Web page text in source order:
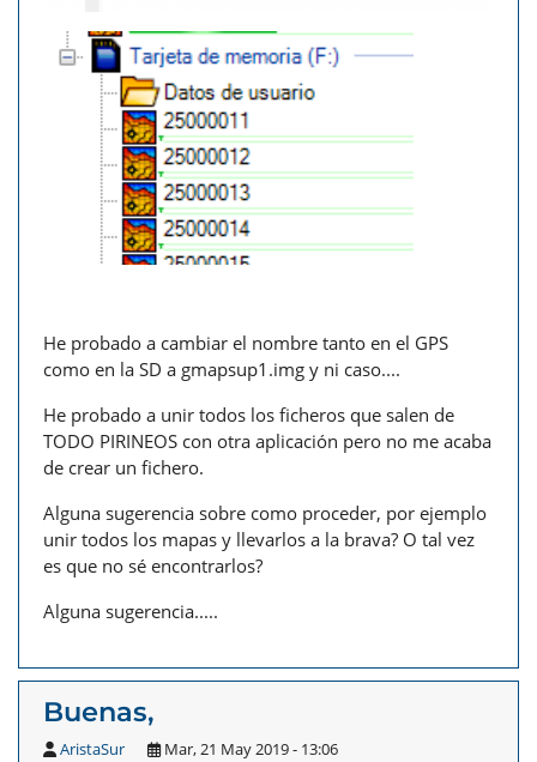
He probado a cambiar el nombre tanto en el GPS
como en la SD a gmapsup1.img y ni caso....
He probado a unir todos los ficheros que salen de
TODO PIRINEOS con otra aplicación pero no me acaba
de crear un fichero.
Alguna sugerencia sobre como proceder, por ejemplo
unir todos los mapas y llevarlos a la brava? O tal vez
es que no sé encontrarlos?
Alguna sugerencia.....
Buenas,
AristaSur
Mar, 21 May 2019 - 13:06